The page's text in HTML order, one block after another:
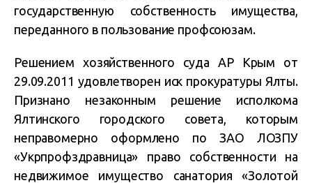
государственную собственность имущества,
переданного в пользование профсоюзам.
Решением хозяйственного суда АР Крым от
29.09.2011 удовлетворен иск прокуратуры Ялты.
Признано незаконным решение исполкома
Ялтинского городского совета, которым
неправомерно оформлено по ЗАО ЛОЗПУ
«Укрпрофздравница» право собственности на
недвижимое имущество санатория «Золотой